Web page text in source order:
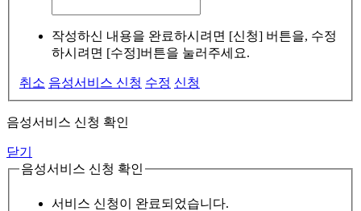
작성하신 내용을 완료하시려면 [신청] 버튼을, 수정
하시려면 [수정]버튼을 눌러주세요.
취소 음성서비스 신청 수정 신청
음성서비스 신청 확인
닫기
음성서비스 신청 확인
서비스 신청이 완료되었습니다.